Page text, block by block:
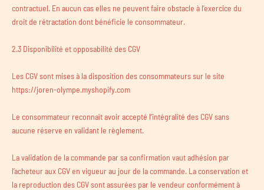
contractuel. En aucun cas elles ne peuvent faire obstacle à l’exercice du
droit de rétractation dont bénéficie le consommateur.
2.3 Disponibilité et opposabilité des CGV
Les CGV sont mises à la disposition des consommateurs sur le site
https://joren-olympe.myshopify.com
Le consommateur reconnaît avoir accepté l’intégralité des CGV sans
aucune réserve en validant le règlement.
La validation de la commande par sa confirmation vaut adhésion par
l’acheteur aux CGV en vigueur au jour de la commande. La conservation et
la reproduction des CGV sont assurées par le vendeur conformément à